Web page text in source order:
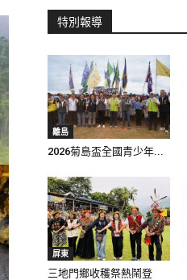
特別報導
離島
2026菊島盃全國青少年...
屏東
三地門鄉收穫祭熱鬧登